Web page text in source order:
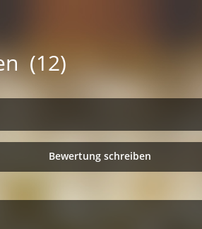
(12)
Bewertung schreiben